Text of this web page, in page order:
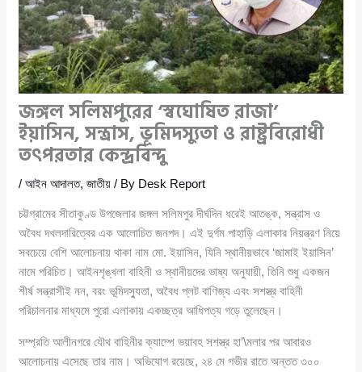
জঙ্গল সলিমপুরের ‘স্বঘোষিত রাজা’
ইয়াসিন, সন্ত্রাস, ভূমিদস্যুতা ও রাষ্ট্রবিরোধী
তৎপরতার কেন্দ্রবিন্দু
/আইন আদালত,জাতীয় / By Desk Report
চট্টগ্রামের সীতাকুণ্ড উপজেলার জঙ্গল সলিমপুর দীর্ঘদিন ধরেই আতঙ্ক, সন্ত্রাস ও
অবৈধ দখলদারিত্বের এক আলোচিত জনপদ। এই দুর্গম পাহাড়ি এলাকার নিয়ন্ত্রণ নিয়ে
সবচেয়ে বেশি আলোচনায় থাকা নাম মো. ইয়াসিন, যিনি স্থানীয়ভাবে ‘জামাই ইয়াসিন’
নামে পরিচিত। আইনশৃঙ্খলা বাহিনী ও স্থানীয়দের ভাষ্য অনুযায়ী, তিনি শুধু একজন
শীর্ষ সন্ত্রাসীই নন, বরং ভূমিদস্যুতা, অবৈধ প্লট বাণিজ্য এবং সশস্ত্র বাহিনী
পরিচালনার মাধ্যমে পুরো এলাকায় একচ্ছত্র আধিপত্য গড়ে তুলেছেন।
সম্প্রতি আলীনগরে যৌথ বাহিনীর ক্যাম্পে ভয়াবহ সশস্ত্র হা’\মলার পর আবারও
আলোচনায় এসেছে তার নাম। অভিযোগ রয়েছে, ২৪ মে গভীর রাতে অন্তত ৩০০